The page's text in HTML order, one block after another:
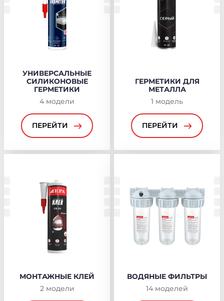
УНИВЕРСАЛЬНЫЕ
СИЛИКОНОВЫЕ
ГЕРМЕТИКИ
4 модели
ПЕРЕЙТИ
ГЕРМЕТИКИ ДЛЯ
МЕТАЛЛА
1 модель
ПЕРЕЙТИ
МОНТАЖНЫЕ КЛЕЙ
2 модели
ВОДЯНЫЕ ФИЛЬТРЫ
14 моделей